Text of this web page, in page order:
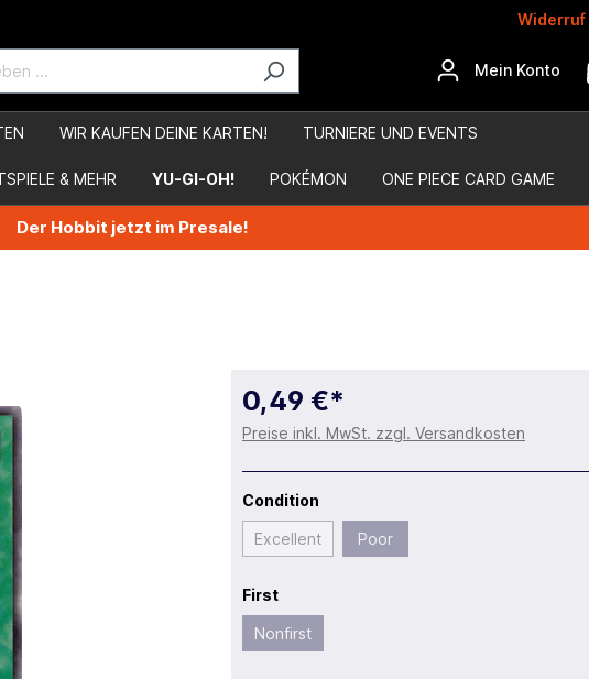
Widerruf
Mein Konto
WIR KAUFEN DEINE KARTEN! TURNIERE UND EVENTS
& MEHR YU-GI-OH! POKÉMON ONE PIECE CARD GAME
Der Hobbit jetzt im Presale!
0,49 €*
Preise inkl. MwSt. zzgl. Versandkosten
Condition
Excellent Poor
First
Nonfirst